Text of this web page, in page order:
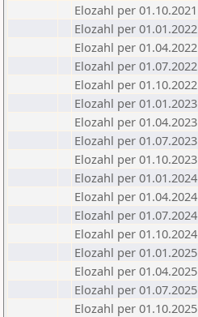
Elozahl per 01.10.2021
Elozahl per 01.01.2022
Elozahl per 01.04.2022
Elozahl per 01.07.2022
Elozahl per 01.10.2022
Elozahl per 01.01.2023
Elozahl per 01.04.2023
Elozahl per 01.07.2023
Elozahl per 01.10.2023
Elozahl per 01.01.2024
Elozahl per 01.04.2024
Elozahl per 01.07.2024
Elozahl per 01.10.2024
Elozahl per 01.01.2025
Elozahl per 01.04.2025
Elozahl per 01.07.2025
Elozahl per 01.10.2025